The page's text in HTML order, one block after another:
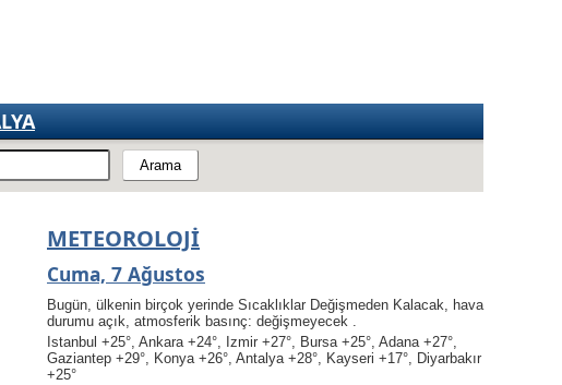
METEOROLOJI
Cuma, 7 Ağustos
Bugün, ülkenin birçok yerinde Sıcaklıklar Değişmeden Kalacak, hava
durumu açık, atmosferik basınç: değişmeyecek .
Istanbul +25°, Ankara +24°, Izmir +27°, Bursa +25°, Adana +27°,
Gaziantep +29°, Konya +26°, Antalya +28°, Kayseri +17°, Diyarbakır
+25°